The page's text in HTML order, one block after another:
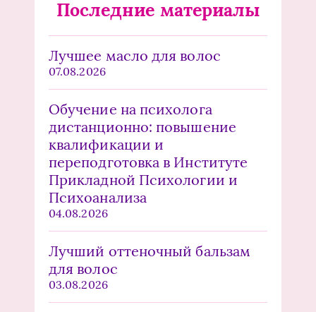
Последние материалы
Лучшее масло для волос
07.08.2026
Обучение на психолога
дистанционно: повышение
квалификации и
переподготовка в Институте
Прикладной Психологии и
Психоанализа
04.08.2026
Лучший оттеночный бальзам
для волос
03.08.2026